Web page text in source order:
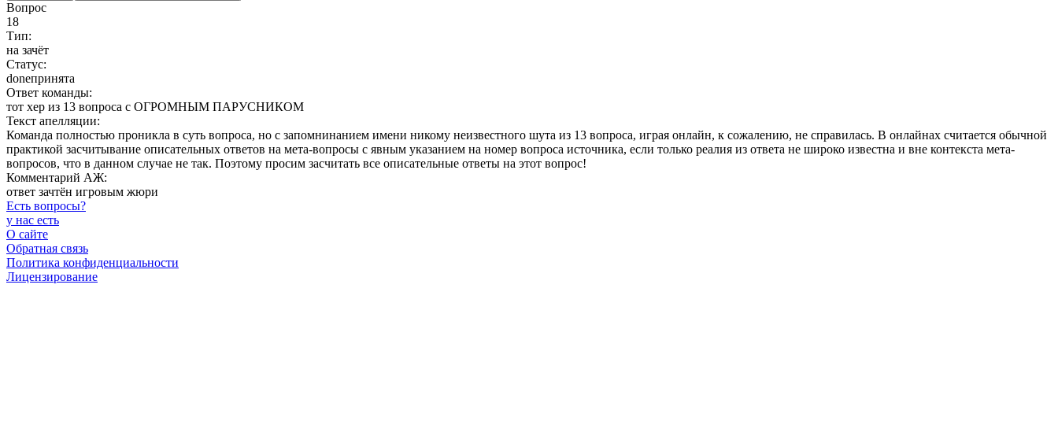
Вопрос
18
Тип:
на зачёт
Статус:
doneпринята
Ответ команды:
тот хер из 13 вопроса с ОГРОМНЫМ ПАРУСНИКОМ
Текст апелляции:
Команда полностью проникла в суть вопроса, но с запомнинанием имени никому неизвестного шута из 13 вопроса, играя онлайн, к сожалению, не справилась. В онлайнах считается обычной
практикой засчитывание описательных ответов на мета-вопросы с явным указанием на номер вопроса источника, если только реалия из ответа не широко известна и вне контекста мета-
вопросов, что в данном случае не так. Поэтому просим засчитать все описательные ответы на этот вопрос!
Комментарий АЖ:
ответ зачтён игровым жюри
Есть вопросы?
у нас есть
О сайте
Обратная связь
Политика конфиденциальности
Лицензирование